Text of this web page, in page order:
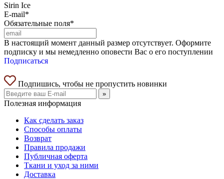
Sirin Ice
E-mail*
Обязательные поля*
В настоящий момент данный размер отсутствует. Оформите
подписку и мы немедленно оповести Вас о его поступлении
Подписаться
Подпишись, чтобы не пропустить новинки
»
Полезная информация
Как сделать заказ
Способы оплаты
Возврат
Правила продажи
Публичная оферта
Ткани и уход за ними
Доставка